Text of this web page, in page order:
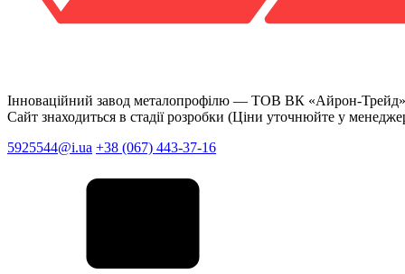
Інноваційний завод металопрофілю — ТОВ ВК «Айрон-Трейд»
Сайт знаходиться в стадії розробки (Ціни уточнюйте у
5925544@i.ua +38 (067) 443-37-16